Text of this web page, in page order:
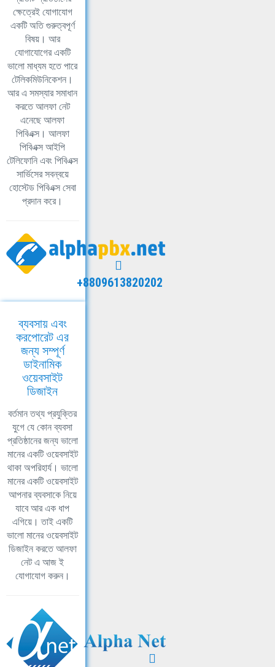
ক্ষেত্রেই যোগাযোগ
একটি অতি গুরুত্বপূর্ণ
বিষয়। আর
যোগাযোগের একটি
ভালো মাধ্যম হতে পারে
টেলিকমিউনিকেশন।
আর এ সমস্যার সমাধান
করতে আলফা নেট
এনেছে আলফা
পিবিএক্স। আলফা
পিবিএক্স আইপি
টেলিফোনি এবং পিবিএক্স
সার্ভিসের সবন্বয়ে
হোস্টেড পিবিএক্স সেবা
প্রদান করে।
+8809613820202
ব্যবসায় এবং
করপোরেট এর
জন্য সম্পূর্ণ
ডাইনামিক
ওয়েবসাইট
ডিজাইন
বর্তমান তথ্য প্রযুক্তির
যুগে যে কোন ব্যবসা
প্রতিষ্ঠানের জন্য ভালো
মানের একটি ওয়েবসাইট
থাকা অপরিহার্য। ভালো
মানের একটি ওয়েবসাইট
আপনার ব্যবসাকে নিয়ে
যাবে আর এক ধাপ
এগিয়ে। তাই একটি
ভালো মানের ওয়েবসাইট
ডিজাইন করতে আলফা
নেট এ আজ ই
যোগাযোগ করুন।